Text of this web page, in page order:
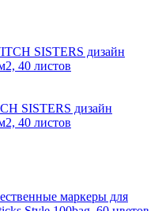
SISTERS дизайн
40 листов